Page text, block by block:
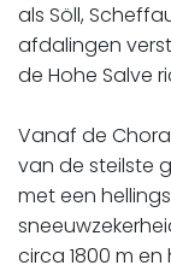
als Söll,
afdalingen
de Hohe Salve
​​​​​​​Vanaf de
van de steilste
met een
circa 1800 m